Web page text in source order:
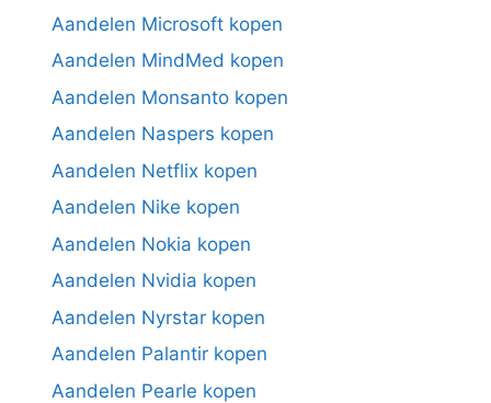
Aandelen Microsoft kopen
Aandelen MindMed kopen
Aandelen Monsanto kopen
Aandelen Naspers kopen
Aandelen Netflix kopen
Aandelen Nike kopen
Aandelen Nokia kopen
Aandelen Nvidia kopen
Aandelen Nyrstar kopen
Aandelen Palantir kopen
Aandelen Pearle kopen